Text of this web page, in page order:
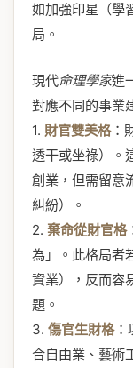
如加強印星（學
局。
現代命理學家進
對應不同的事業
1. 財官雙美格：
透干或坐祿）。
創業，但需留意
糾紛）。
2. 棄命從財官格
為」。此格局者
資業），反而容
題。
3. 傷官生財格：
合自由業、藝術